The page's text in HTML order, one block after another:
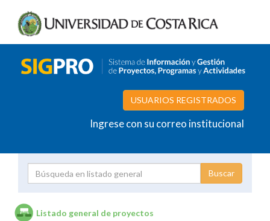
USUARIOS REGISTRADOS
Ingrese con su correo institucional
Listado general de proyectos